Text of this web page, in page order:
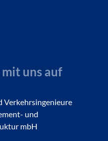
uns auf
Verkehrsingenieure
und
mbH